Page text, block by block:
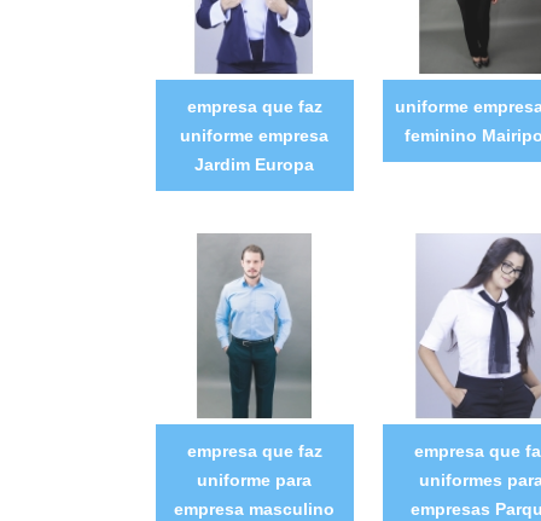
empresa que faz
uniforme empresa
Jardim Europa
uniforme
feminino
empresa que faz
uniforme para
empresa masculino
empresa que
uniformes
empresas